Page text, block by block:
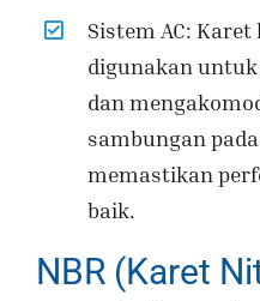
Sistem AC:
digunakan
dan
sambungan
memastikan
baik.
NBR (Karet